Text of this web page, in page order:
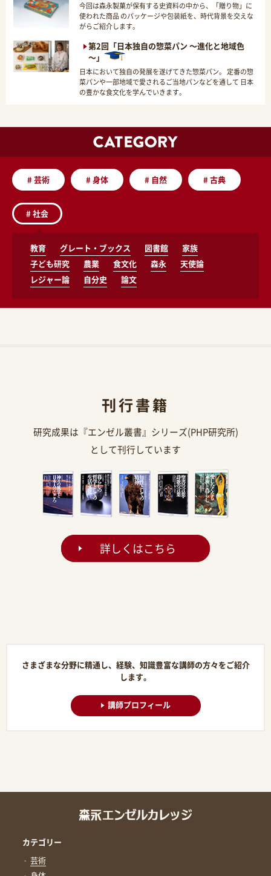
今回は森永製菓が保有する史資料の中から、「贈り物」に
使われた商品 のパッケージや包装紙を、時代背景を交えな
がらご紹介します。
第2回「日本独自の惣菜パン ～進化と地域色
～」
日本において独自の発展を遂げてきた惣菜パン。 定番の惣
菜パンや一部地域で愛されるご当地パンなどを通して 日本
の豊かな食文化を学んでいきます。
#芸術 #身体 # 自然 #古典
#社会
教育 グレート・ブックス 図書館
家族
子ども研究
農業 食文化 森永
天使論
レジャー論
自分史 論文
刊行書籍
研究成果は『エンゼル叢書』シリーズ(PHP研究所)
として刊行しています
詳しくはこちら
さまざまな分野に精通し、経験、知識豊富な講師の方々をご紹介
します。
講師プロフィール
カテゴリー
芸術